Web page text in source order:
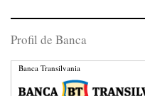
Profil de Banca
Banca Transilvania